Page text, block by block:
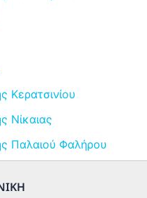
Κερατσινίου
Νίκαιας
Παλαιού Φαλήρου